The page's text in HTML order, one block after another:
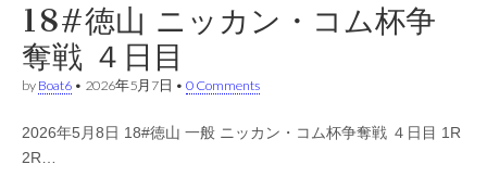
18#徳山 ニッカン・コム杯争
奪戦 ４日目
by Boat6 • 2026年5月7日 • 0 Comments
2026年5月8日 18#徳山 一般 ニッカン・コム杯争奪戦 ４日目 1R
2R…